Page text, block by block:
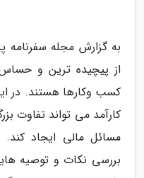
به گزارش مجله سفرنامه
از پیچیده ترین و
کسب وکارها هستند. در
کارآمد می تواند تفاوت
مسائل مالی ایجاد کند.
بررسی نکات و توصیه